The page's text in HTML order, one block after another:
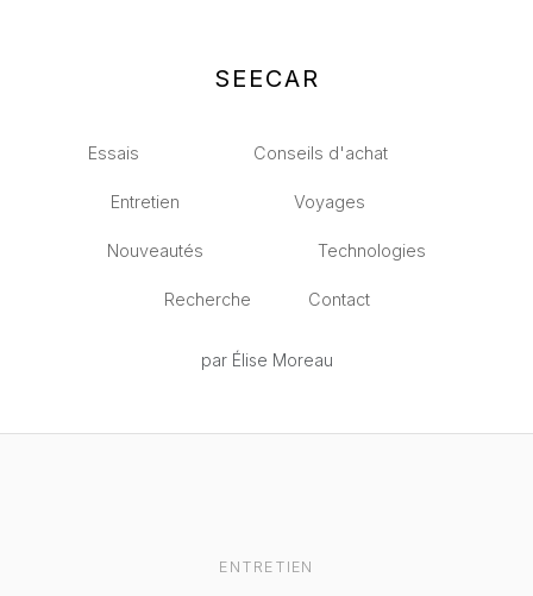
SEECAR
Essais Conseils d'achat
Entretien Voyages
Nouveautés Technologies
Recherche Contact
par Élise Moreau
ENTRETIEN